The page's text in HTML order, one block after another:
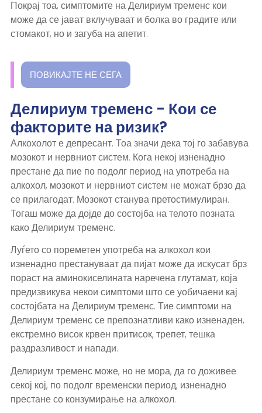
Покрај тоа, симптомите на Делириум тременс кои
може да се јават вклучуваат и болка во градите или
стомакот, но и загуба на апетит.
ПОВИКАЈТЕ НЕ СЕГА
Делириум тременс - Кои се
факторите на ризик?
Алкохолот е депресант. Тоа значи дека тој го забавува
мозокот и нервниот систем. Кога некој изненадно
престане да пие по подолг период на употреба на
алкохол, мозокот и нервниот систем не можат брзо да
се прилагодат. Мозокот станува претостимулиран.
Тогаш може да дојде до состојба на телото позната
како Делириум тременс.
Луѓето со пореметен употреба на алкохол кои
изненадно престануваат да пијат може да искусат брз
пораст на аминокиселината наречена глутамат, која
предизвикува некои симптоми што се уобичаени кај
состојбата на Делириум тременс. Тие симптоми на
Делириум тременс се препознатливи како изненаден,
екстремно висок крвен притисок, трепет, тешка
раздразливост и напади.
Делириум тременс може, но не мора, да го доживее
секој кој, по подолг временски период, изненадно
престане со конзумирање на алкохол.